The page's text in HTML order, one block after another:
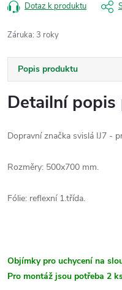
Dotaz k produktu
Záruka: 3 roky
Popis produktu
Detailní
Dopravní značka svislá IJ7 -
Rozměry: 500x700 mm.
Fólie: reflexní 1.třída.
Objímky pro uchycení na
Pro montáž jsou potřeba 2